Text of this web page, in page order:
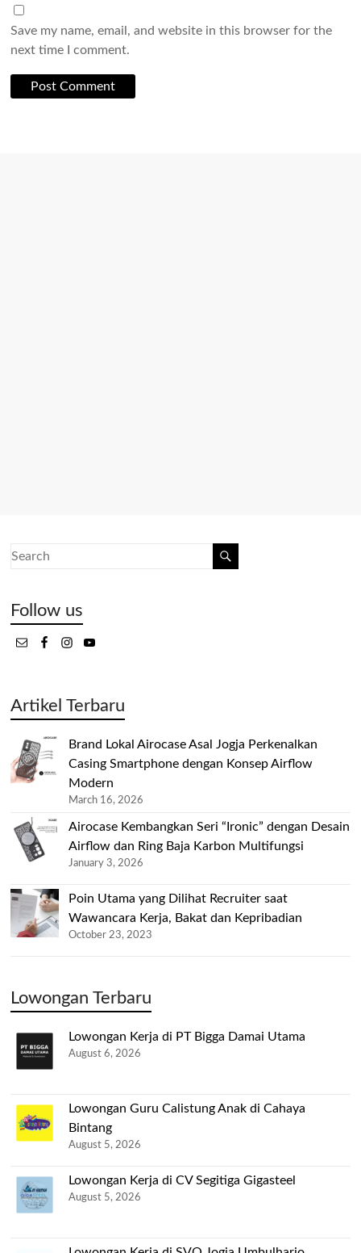
Save my name, email, and website in this browser for the
next time I comment.
Follow us
Artikel Terbaru
Brand Lokal Airocase Asal Jogja Perkenalkan
Casing Smartphone dengan Konsep Airflow
Modern
March 16, 2026
Airocase Kembangkan Seri “Ironic” dengan Desain
Airflow dan Ring Baja Karbon Multifungsi
January 3, 2026
Poin Utama yang Dilihat Recruiter saat
Wawancara Kerja, Bakat dan Kepribadian
October 23, 2023
Lowongan Terbaru
Lowongan Kerja di PT Bigga Damai Utama
August 6, 2026
Lowongan Guru Calistung Anak di Cahaya
Bintang
August 5, 2026
Lowongan Kerja di CV Segitiga Gigasteel
August 5, 2026